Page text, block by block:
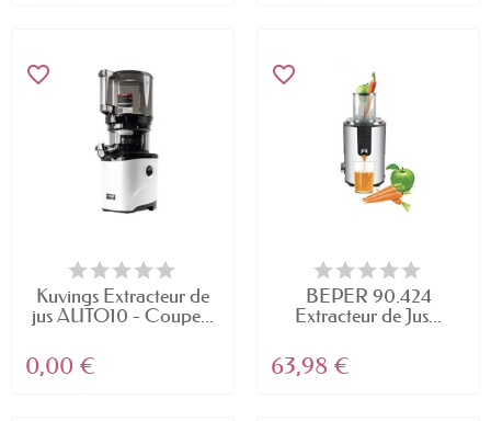
favorite_border
Kuvings Extracteur de
jus AUTO10 - Coupe...
0,00 €
favorite_border
BEPER 90.424
Extracteur de Jus...
63,98 €